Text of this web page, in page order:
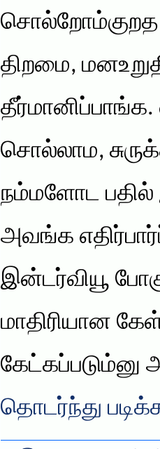
சொல்றோம்குறத
திறமை,
சொல்லாம,
நம்மளோட பதில்
அவங்க
இன்டர்வியூ
மாதிரியான
தொடர்ந்து